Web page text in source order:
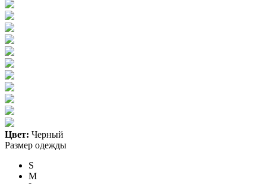
Цвет: Черный
Размер одежды
S
M